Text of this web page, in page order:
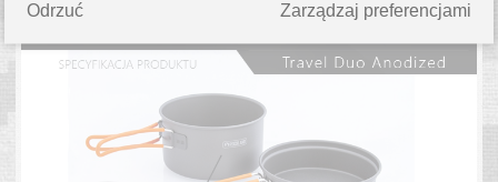
Zarządzaj preferencjami
Odrzuć